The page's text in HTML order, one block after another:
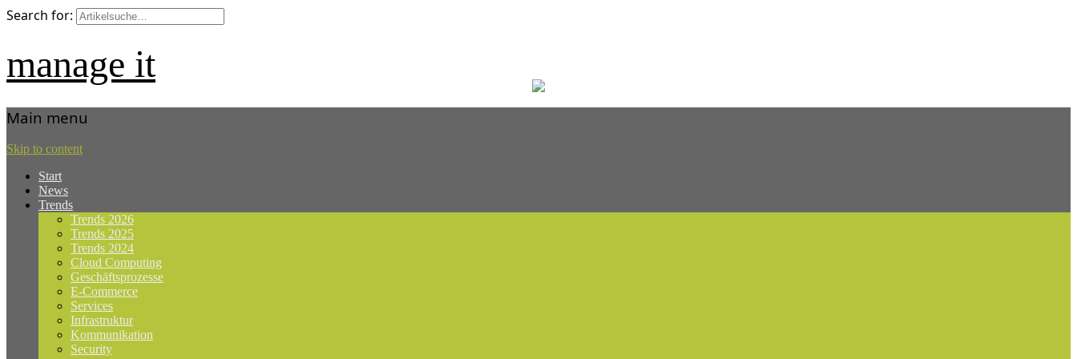
Search for:
manage it
Main menu
Skip to content
Start
News
Trends
Trends 2026
Trends 2025
Trends 2024
Cloud Computing
Geschäftsprozesse
E-Commerce
Services
Infrastruktur
Kommunikation
Security